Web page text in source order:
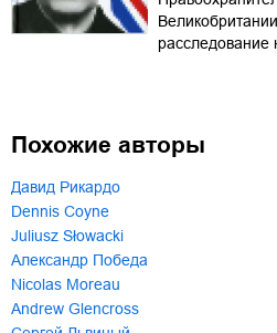
расследование
Похожие авторы
Давид Рикардо
Dennis Coyne
Juliusz Słowacki
Александр Победа
Nicolas Moreau
Andrew Glencross